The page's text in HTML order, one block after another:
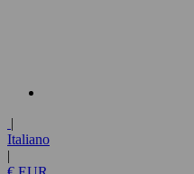
|
Italiano
|